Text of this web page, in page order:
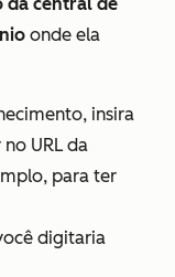
onde ela
, insira
URL da
para ter
digitaria